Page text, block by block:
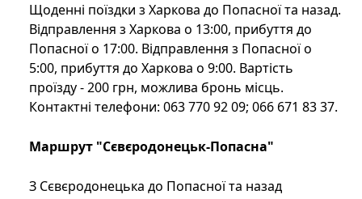
Щоденні поїздки з Харкова до Попасної та назад.
Відправлення з Харкова о 13:00, прибуття до
Попасної о 17:00. Відправлення з Попасної о
5:00, прибуття до Харкова о 9:00. Вартість
проїзду - 200 грн, можлива бронь місць.
Контактні телефони: 063 770 92 09; 066 671 83 37.
Маршрут "Сєвєродонецьк-Попасна"
З Сєвєродонецька до Попасної та назад